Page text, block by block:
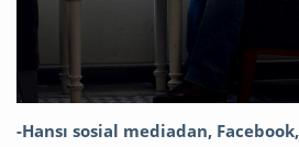
-Hansı sosial mediadan,